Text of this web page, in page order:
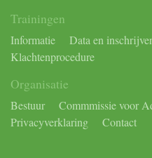
Trainingen
Informatie Data en
Klachtenprocedure
Organisatie
Bestuur Commmissie voor
Privacyverklaring
Contact